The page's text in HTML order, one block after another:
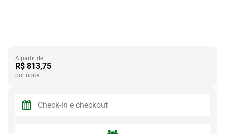
A partir de
R$ 813,75
por noite